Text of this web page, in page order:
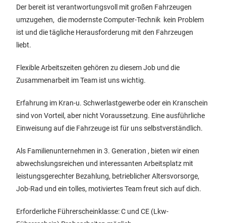
Der bereit ist verantwortungsvoll mit großen Fahrzeugen
umzugehen, die modernste Computer-Technik kein Problem
ist und die tägliche Herausforderung mit den Fahrzeugen
liebt.
Flexible Arbeitszeiten gehören zu diesem Job und die
Zusammenarbeit im Team ist uns wichtig.
Erfahrung im Kran-u. Schwerlastgewerbe oder ein Kranschein
sind von Vorteil, aber nicht Voraussetzung. Eine ausführliche
Einweisung auf die Fahrzeuge ist für uns selbstverständlich.
Als Familienunternehmen in 3. Generation , bieten wir einen
abwechslungsreichen und interessanten Arbeitsplatz mit
leistungsgerechter Bezahlung, betrieblicher Altersvorsorge,
Job-Rad und ein tolles, motiviertes Team freut sich auf dich.
Erforderliche Führerscheinklasse: C und CE (Lkw-